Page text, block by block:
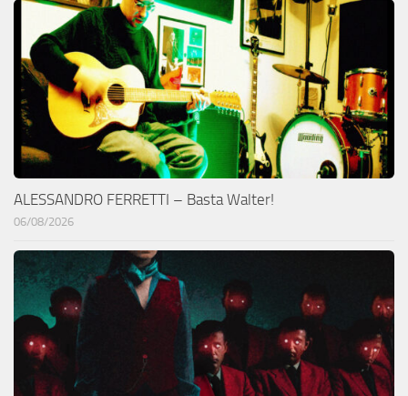
ALESSANDRO FERRETTI – Basta Walter!
06/08/2026